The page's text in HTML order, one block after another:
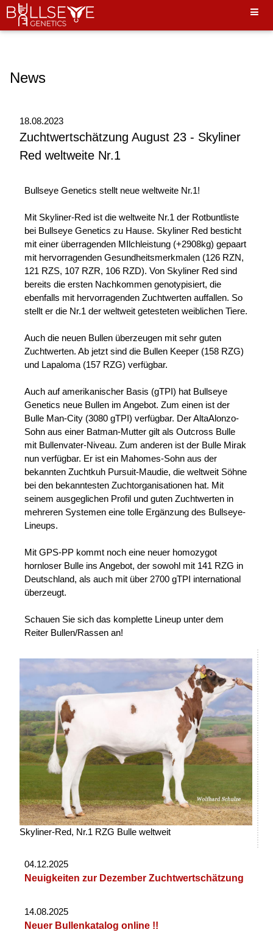
Hello World"
News
18.08.2023
Zuchtwertschätzung August 23 - Skyliner
Red weltweite Nr.1
Bullseye Genetics stellt neue weltweite Nr.1!
Mit Skyliner-Red ist die weltweite Nr.1 der Rotbuntliste
bei Bullseye Genetics zu Hause. Skyliner Red besticht
mit einer überragenden MIlchleistung (+2908kg) gepaart
mit hervorragenden Gesundheitsmerkmalen (126 RZN,
121 RZS, 107 RZR, 106 RZD). Von Skyliner Red sind
bereits die ersten Nachkommen genotypisiert, die
ebenfalls mit hervorragenden Zuchtwerten auffallen. So
stellt er die Nr.1 der weltweit getesteten weiblichen Tiere.
Auch die neuen Bullen überzeugen mit sehr guten
Zuchtwerten. Ab jetzt sind die Bullen Keeper (158 RZG)
und Lapaloma (157 RZG) verfügbar.
Auch auf amerikanischer Basis (gTPI) hat Bullseye
Genetics neue Bullen im Angebot. Zum einen ist der
Bulle Man-City (3080 gTPI) verfügbar. Der AltaAlonzo-
Sohn aus einer Batman-Mutter gilt als Outcross Bulle
mit Bullenvater-Niveau. Zum anderen ist der Bulle Mirak
nun verfügbar. Er ist ein Mahomes-Sohn aus der
bekannten Zuchtkuh Pursuit-Maudie, die weltweit Söhne
bei den bekanntesten Zuchtorganisationen hat. Mit
seinem ausgeglichen Profil und guten Zuchtwerten in
mehreren Systemen eine tolle Ergänzung des Bullseye-
Lineups.
Mit GPS-PP kommt noch eine neuer homozygot
hornloser Bulle ins Angebot, der sowohl mit 141 RZG in
Deutschland, als auch mit über 2700 gTPI international
überzeugt.
Schauen Sie sich das komplette Lineup unter dem
Reiter Bullen/Rassen an!
Skyliner-Red, Nr.1 RZG Bulle weltweit
04.12.2025
Neuigkeiten zur Dezember Zuchtwertschätzung
14.08.2025
Neuer Bullenkatalog online !!